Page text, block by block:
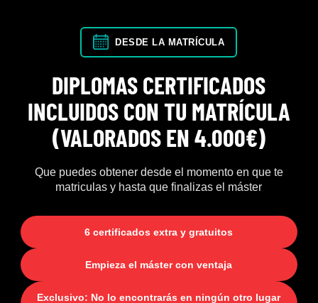
DESDE LA MATRÍCULA
DIPLOMAS CERTIFICADOS
INCLUIDOS CON TU MATRÍCULA
(VALORADOS EN 4.000€)
Que puedes obtener desde el momento en que te
matriculas y hasta que finalizas el máster
6 certificados extra y gratuitos
Empieza el máster con ventaja
Exclusivo: No lo encontrarás en ningún otro lugar